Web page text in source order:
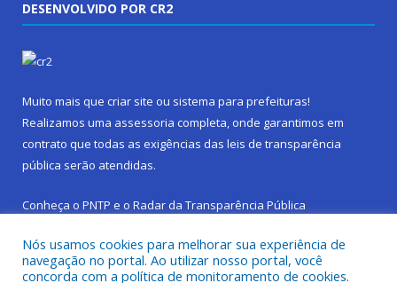
DESENVOLVIDO POR CR2
Muito mais que criar site ou sistema para prefeituras!
Realizamos uma assessoria completa, onde garantimos em
contrato que todas as exigências das leis de transparência
pública serão atendidas.
Conheça o PNTP e o Radar da Transparência Pública
Nós usamos cookies para melhorar sua experiência de
navegação no portal. Ao utilizar nosso portal, você
concorda com a política de monitoramento de cookies.